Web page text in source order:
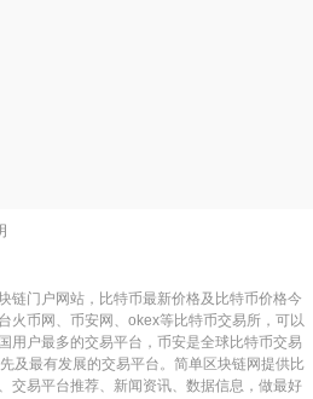
链门户网站，比特币最新价格及比特币价格今
火币网、币安网、okex等比特币交易所，可以
用户最多的交易平台，币安是全球比特币交易
及最有发展的交易平台。简单区块链网提供比
交易平台推荐、新闻资讯、数据信息，做最好